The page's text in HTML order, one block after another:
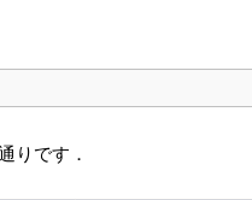
りです．